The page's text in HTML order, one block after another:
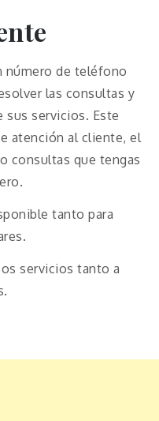
número de teléfono
las consultas y
sus servicios. Este
atención al cliente, el
consultas que tengas
tanto para
servicios tanto a